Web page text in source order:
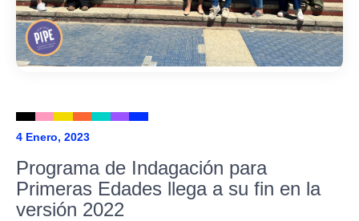
4 Enero, 2023
Programa de Indagación para
Primeras Edades llega a su fin en la
versión 2022